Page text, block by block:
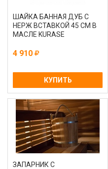
ШАЙКА БАННАЯ ДУБ С
НЕРЖ ВСТАВКОЙ 45 СМ В
МАСЛЕ KURASE
4 910
КУПИТЬ
ЗАПАРНИК С